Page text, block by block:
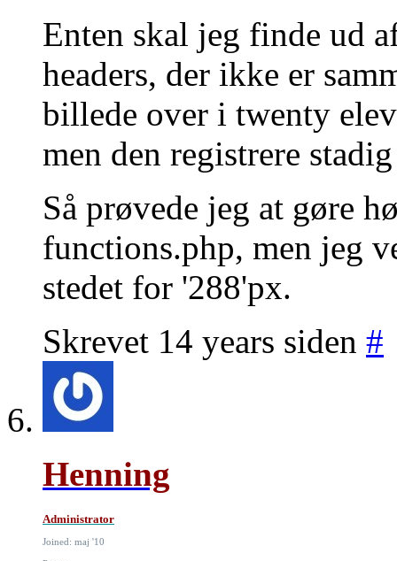
Enten skal jeg finde ud
headers, der ikke er
billede over i twenty
men den registrere
Så prøvede jeg at gøre
functions.php, men jeg
stedet for '288'px.
Skrevet 14 years siden #
Henning
Administrator
Joined: maj '10